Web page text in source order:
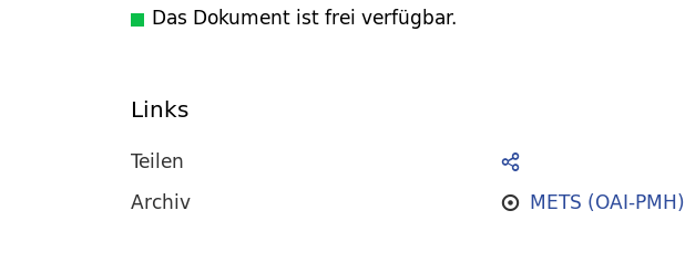
Das Dokument ist frei verfügbar.
Links
Teilen
Archiv
METS (OAI-PMH)